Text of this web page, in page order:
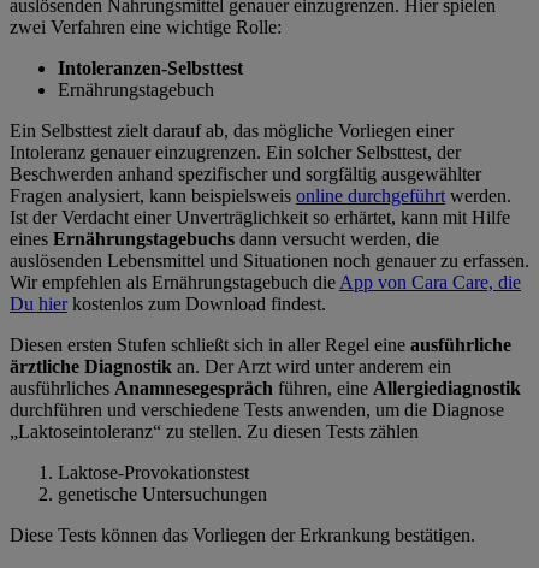
auslösenden Nahrungsmittel genauer einzugrenzen. Hier spielen
zwei Verfahren eine wichtige Rolle:
Intoleranzen-Selbsttest
Ernährungstagebuch
Ein Selbsttest zielt darauf ab, das mögliche Vorliegen einer
Intoleranz genauer einzugrenzen. Ein solcher Selbsttest, der
Beschwerden anhand spezifischer und sorgfältig ausgewählter
Fragen analysiert, kann beispielsweis online durchgeführt werden.
Ist der Verdacht einer Unverträglichkeit so erhärtet, kann mit Hilfe
eines Ernährungstagebuchs dann versucht werden, die
auslösenden Lebensmittel und Situationen noch genauer zu erfassen.
Wir empfehlen als Ernährungstagebuch die App von Cara Care, die
Du hierkostenlos zum Download findest.
Diesen ersten Stufen schließt sich in aller Regel eine ausführliche
ärztliche Diagnostik an. Der Arzt wird unter anderem ein
ausführliches Anamnesegespräch führen, eine Allergiediagnostik
durchführen und verschiedene Tests anwenden, um die Diagnose
„Laktoseintoleranz“ zu stellen. Zu diesen Tests zählen
Laktose-Provokationstest
genetische Untersuchungen
Diese Tests können das Vorliegen der Erkrankung bestätigen.